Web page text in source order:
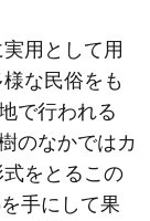
用として用
な民俗をも
で行われる
のなかではカ
をとるこの
手にして果